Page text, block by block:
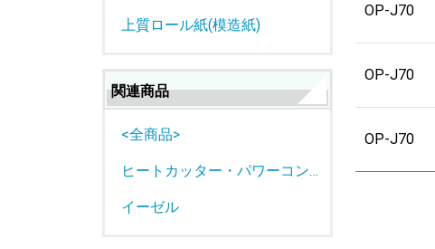
上質ロール紙(模造紙)
関連商品
<全商品>
ヒートカッター・パワーコントローラー
イーゼル
OP-J70
OP-J70
OP-J70